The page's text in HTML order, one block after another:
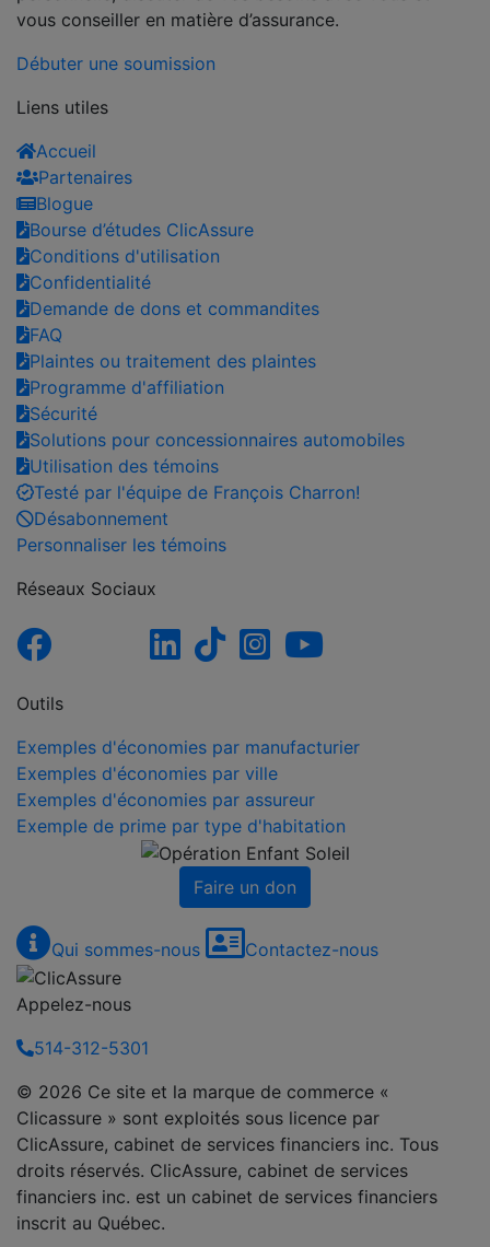
vous conseiller en matière d’assurance.
Débuter une soumission
Liens utiles
Accueil
Partenaires
Blogue
Bourse d’études ClicAssure
Conditions d'utilisation
Confidentialité
Demande de dons et commandites
FAQ
Plaintes ou traitement des plaintes
Programme d'affiliation
Sécurité
Solutions pour concessionnaires automobiles
Utilisation des témoins
Testé par l'équipe de François Charron!
Désabonnement
Personnaliser les témoins
Réseaux Sociaux
Outils
Exemples d'économies par manufacturier
Exemples d'économies par ville
Exemples d'économies par assureur
Exemple de prime par type d'habitation
Faire un don
Qui sommes-nous Contactez-nous
Appelez-nous
514-312-5301
© 2026 Ce site et la marque de commerce «
Clicassure » sont exploités sous licence par
ClicAssure, cabinet de services financiers inc. Tous
droits réservés. ClicAssure, cabinet de services
financiers inc. est un cabinet de services financiers
inscrit au Québec.